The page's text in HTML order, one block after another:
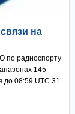
на
по радиоспорту
145
до 08:59 UTC 31